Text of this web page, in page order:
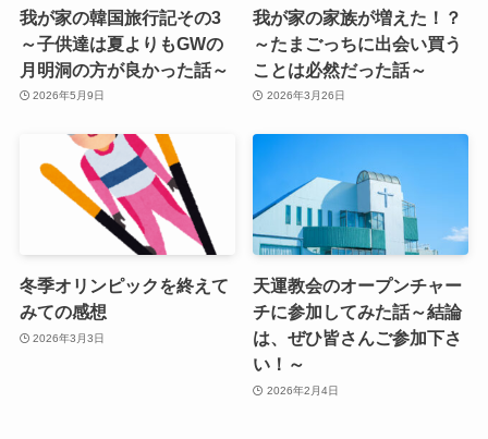
我が家の韓国旅行記その3
～子供達は夏よりもGWの
月明洞の方が良かった話～
2026年5月9日
我が家の家族が増えた！？
～たまごっちに出会い買う
ことは必然だった話～
2026年3月26日
冬季オリンピックを終えて
みての感想
2026年3月3日
天運教会のオープンチャー
チに参加してみた話～結論
は、ぜひ皆さんご参加下さ
い！～
2026年2月4日